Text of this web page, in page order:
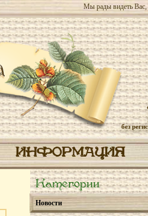
Мы рады видеть Вас,
без
ИНФОРМАЦИЯ
Категории
Новости